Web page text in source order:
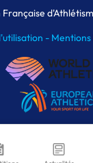
MAIF Ekiden de
-